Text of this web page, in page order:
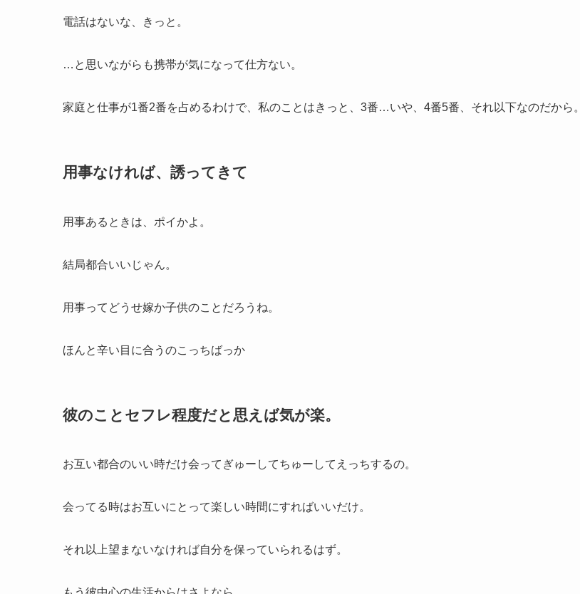
電話はないな、きっと。
…と思いながらも携帯が気になって仕方ない。
家庭と仕事が1番2番を占めるわけで、私のことはきっと、3番…いや、4番5番、それ以下なのだから。
用事なければ、誘ってきて
用事あるときは、ポイかよ。
結局都合いいじゃん。
用事ってどうせ嫁か子供のことだろうね。
ほんと辛い目に合うのこっちばっか
彼のことセフレ程度だと思えば気が楽。
お互い都合のいい時だけ会ってぎゅーしてちゅーしてえっちするの。
会ってる時はお互いにとって楽しい時間にすればいいだけ。
それ以上望まないなければ自分を保っていられるはず。